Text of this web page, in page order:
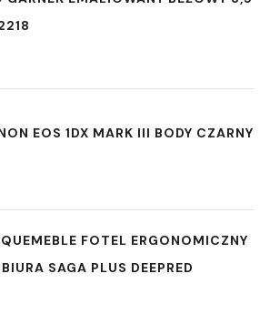
EOS 1DX MARK III BODY CZARNY
FOTEL ERGONOMICZNY
SAGA PLUS DEEPRED